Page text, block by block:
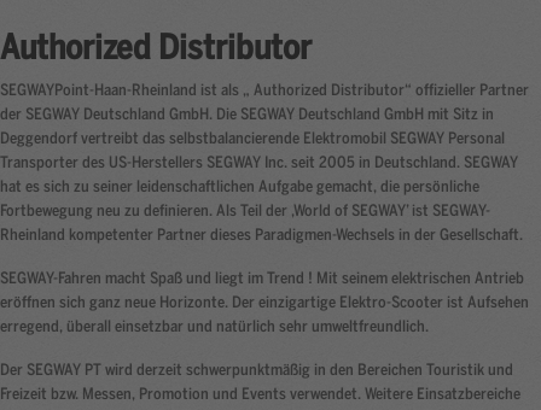
Authorized Distributor
SEGWAYPoint-Haan-Rheinland ist als „ Authorized Distributor“ offizieller Partner
der SEGWAY Deutschland GmbH. Die SEGWAY Deutschland GmbH mit Sitz in
Deggendorf vertreibt das selbstbalancierende Elektromobil SEGWAY Personal
Transporter des US-Herstellers SEGWAY Inc. seit 2005 in Deutschland. SEGWAY
hat es sich zu seiner leidenschaftlichen Aufgabe gemacht, die persönliche
Fortbewegung neu zu definieren. Als Teil der ‚World of SEGWAY’ ist SEGWAY-
Rheinland kompetenter Partner dieses Paradigmen-Wechsels in der Gesellschaft.
SEGWAY-Fahren macht Spaß und liegt im Trend ! Mit seinem elektrischen Antrieb
eröffnen sich ganz neue Horizonte. Der einzigartige Elektro-Scooter ist Aufsehen
erregend, überall einsetzbar und natürlich sehr umweltfreundlich.
Der SEGWAY PT wird derzeit schwerpunktmäßig in den Bereichen Touristik und
Freizeit bzw. Messen, Promotion und Events verwendet. Weitere Einsatzbereiche